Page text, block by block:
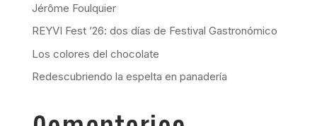
Jérôme Foulquier
REYVI Fest ’26: dos días de Festival Gastronómico
Los colores del chocolate
Redescubriendo la espelta en panadería